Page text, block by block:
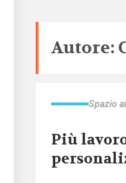
Autore:
Spazio
Più